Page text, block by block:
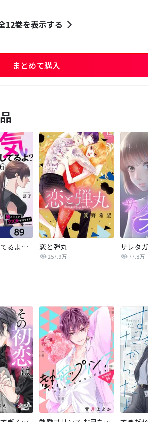
12巻を表示する
まとめて購入
パパ、浮気してるよ？娘と二人でクズ夫を捨てます【分冊版】 恋と弾丸
257.9万 77.8万